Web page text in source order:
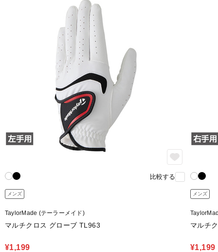
比較する
メンズ
TaylorMade (テーラーメイド)
マルチクロス グローブ TL963
¥1,199
メンズ
マルチ
¥1,199